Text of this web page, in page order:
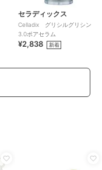
セラディックス
Celladix グリシルグリシン
3.0ポアセラム
¥2,838 新着